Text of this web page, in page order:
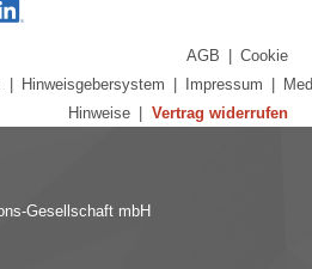
AGB | Cookie
| Hinweisgebersystem | Impressum |
Hinweise | Vertrag widerrufen
Gesellschaft mbH